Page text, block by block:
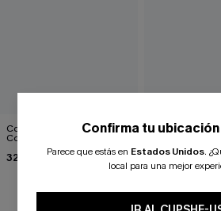
Conjunto de bikini verde
Coffee Date
32,00 €
Conjunto de
26,00 €29,00
Confirma tu ubicación
Parece que estás en Estados Unidos.
local para una mejor